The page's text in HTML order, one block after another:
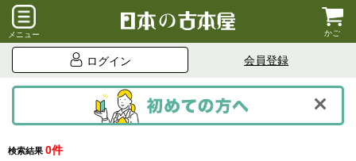
メニュー かご
ログイン 会員登録
検索結果 0件